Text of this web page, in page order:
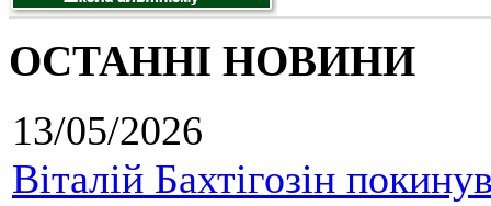
ОСТАННІ НОВИНИ
13/05/2026
Віталій Бахтігозін